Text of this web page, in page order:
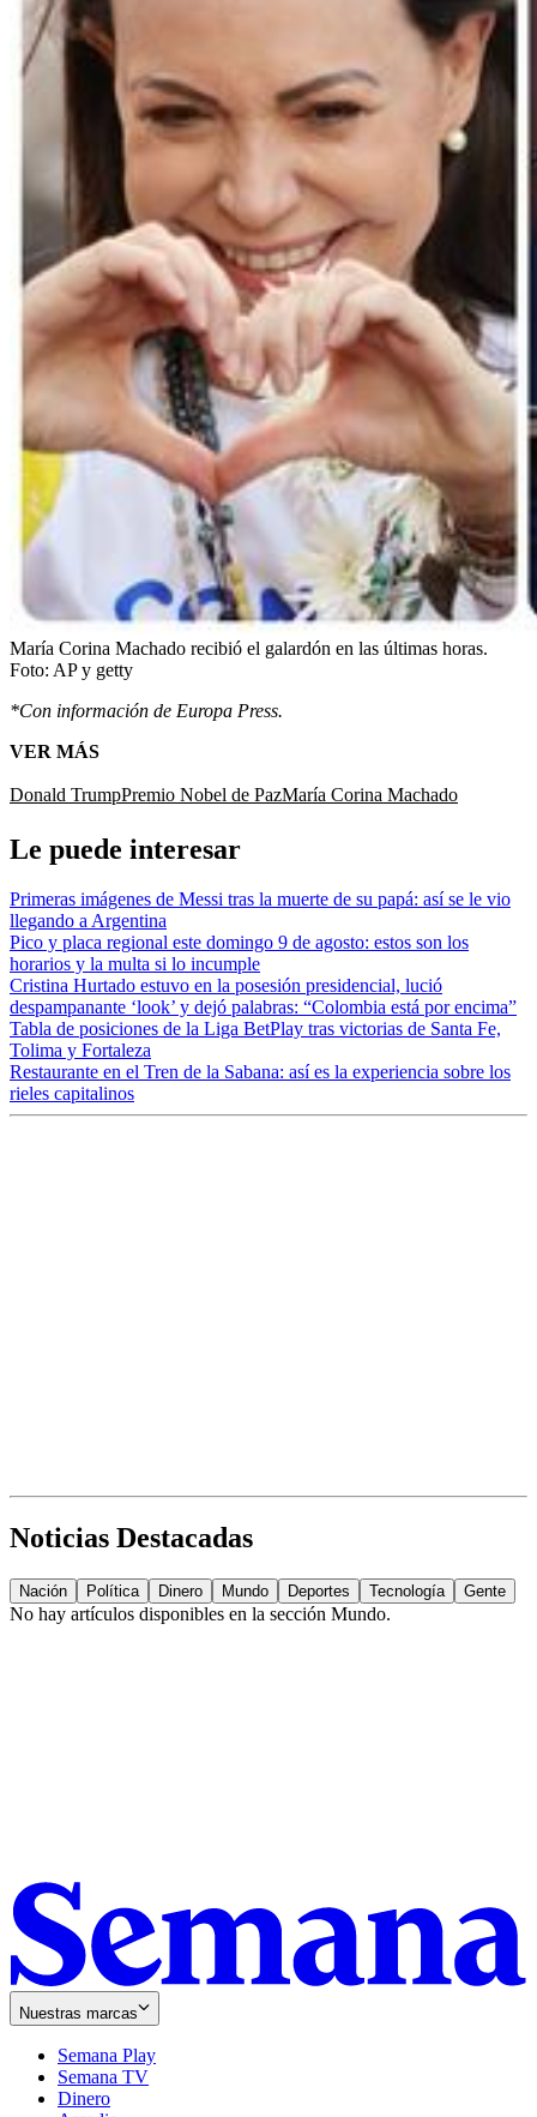
María Corina Machado recibió el galardón en las últimas horas.
Foto: AP y getty
*Con información de Europa Press.
VER MÁS
Donald TrumpPremio Nobel de PazMaría Corina Machado
Le puede interesar
Primeras imágenes de Messi tras la muerte de su papá: así se le vio
llegando a Argentina
Pico y placa regional este domingo 9 de agosto: estos son los
horarios y la multa si lo incumple
Cristina Hurtado estuvo en la posesión presidencial, lució
despampanante ‘look’ y dejó palabras: “Colombia está por encima”
Tabla de posiciones de la Liga BetPlay tras victorias de Santa Fe,
Tolima y Fortaleza
Restaurante en el Tren de la Sabana: así es la experiencia sobre los
rieles capitalinos
Noticias Destacadas
Nación Política Dinero Mundo Deportes Tecnología Gente
No hay artículos disponibles en la sección Mundo.
Nuestras marcas
Semana Play
Semana TV
Dinero